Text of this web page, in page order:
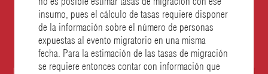
insumo, pues el cálculo de tasas requiere disponer
de la información sobre el número de personas
expuestas al evento migratorio en una misma
fecha. Para la estimación de las tasas de migración
se requiere entonces contar con información que